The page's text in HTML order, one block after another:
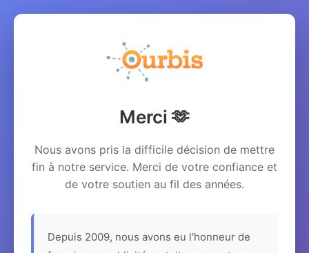
Merci 🫶
Nous avons pris la difficile décision de mettre
fin à notre service. Merci de votre confiance et
de votre soutien au fil des années.
Depuis 2009, nous avons eu l'honneur de